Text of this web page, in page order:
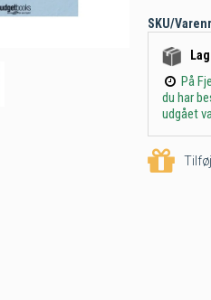
SKU/
På
du har
udgået